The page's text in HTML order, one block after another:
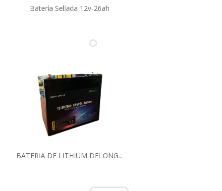
Batería Sellada 12v-26ah
BATERIA DE LITHIUM DELONG...